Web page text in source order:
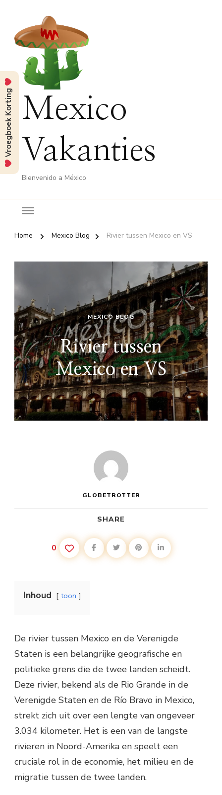
Mexico
Vakanties
Bienvenido a México
Home Mexico Blog Rivier tussen Mexico en VS
MEXICO BLOG
Rivier tussen
Mexico en VS
GLOBETROTTER
SHARE
0
Inhoud toon
De rivier tussen Mexico en de Verenigde
Staten is een belangrijke geografische en
politieke grens die de twee landen scheidt.
Deze rivier, bekend als de Rio Grande in de
Verenigde Staten en de Río Bravo in Mexico,
strekt zich uit over een lengte van ongeveer
3.034 kilometer. Het is een van de langste
rivieren in Noord-Amerika en speelt een
cruciale rol in de economie, het milieu en de
migratie tussen de twee landen.
Vroegboek Korting